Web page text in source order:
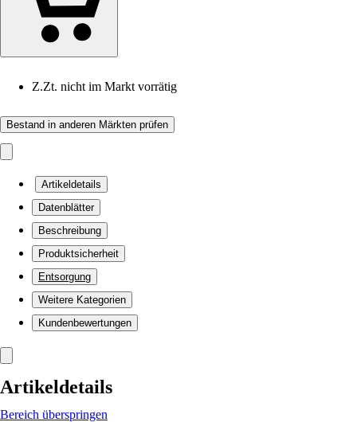
Z.Zt. nicht im Markt vorrätig
Bestand in anderen Märkten prüfen
Artikeldetails
Datenblätter
Beschreibung
Produktsicherheit
Entsorgung
Weitere Kategorien
Kundenbewertungen
Artikeldetails
Bereich überspringen